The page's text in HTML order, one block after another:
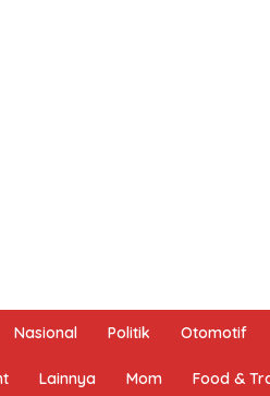
Nasional Politik Otomotif
Lainnya Mom Food &